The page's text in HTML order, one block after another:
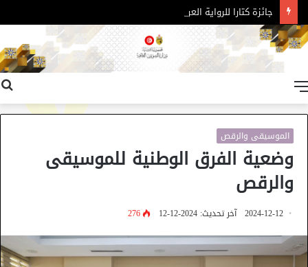
جائزة كتارا للرواية العربية – الدورة 11
الموسيقى والرقص
وضعية الفرق الوطنية للموسيقى
والرقص
2024-12-12 آخر تحديث: 2024-12-12 276